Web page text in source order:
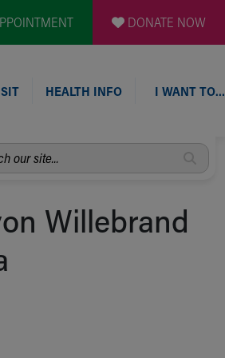
DONATE NOW
HEALTH INFO I WANT TO…
Willebrand